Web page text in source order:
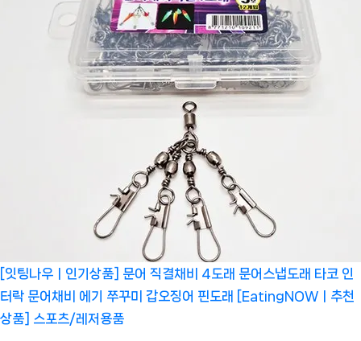
[잇팅나우ㅣ인기상품] 문어 직결채비 4도래 문어스냅도래 타코 인
터락 문어채비 에기 쭈꾸미 갑오징어 핀도래 [EatingNOWㅣ추천
상품]
스포츠/레저용품